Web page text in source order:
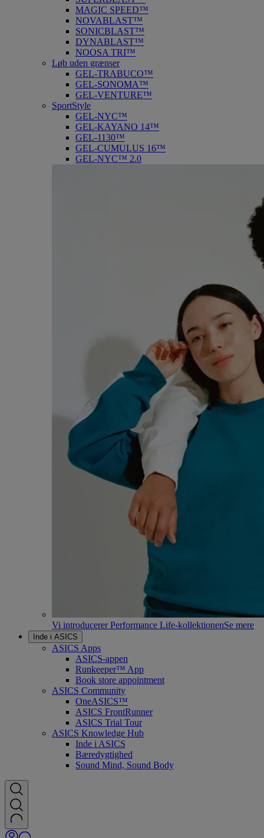
MAGIC SPEED™
NOVABLAST™
SONICBLAST™
DYNABLAST™
NOOSA TRI™
Løb uden grænser
GEL-TRABUCO™
GEL-SONOMA™
GEL-VENTURE™
SportStyle
GEL-NYC™
GEL-KAYANO 14™
GEL-1130™
GEL-CUMULUS 16™
GEL-NYC™ 2.0
Vi introducerer Performance Life-kollektionenSe mere
Inde i ASICS
ASICS Apps
ASICS-appen
Runkeeper™ App
Book store appointment
ASICS Community
OneASICS™
ASICS FrontRunner
ASICS Trial Tour
ASICS Knowledge Hub
Inde i ASICS
Bæredygtighed
Sound Mind, Sound Body